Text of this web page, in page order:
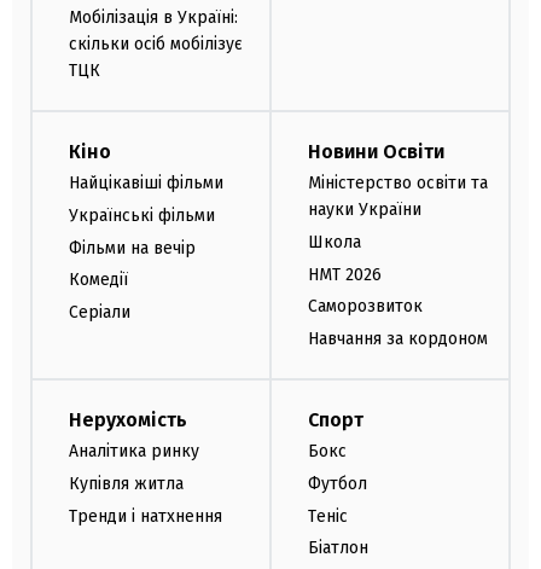
Мобілізація в Україні:
скільки осіб мобілізує
ТЦК
Кіно
Найцікавіші фільми
Українські фільми
Фільми на вечір
Комедії
Серіали
Новини Освіти
Міністерство освіти та
науки України
Школа
НМТ 2026
Саморозвиток
Навчання за кордоном
Нерухомість
Аналітика ринку
Купівля житла
Тренди і натхнення
Спорт
Бокс
Футбол
Теніс
Біатлон